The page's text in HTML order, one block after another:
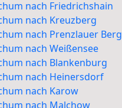
nach Friedrichshain
nach Kreuzberg
nach Prenzlauer Berg
nach Weißensee
nach Blankenburg
nach Heinersdorf
nach Karow
nach Malchow